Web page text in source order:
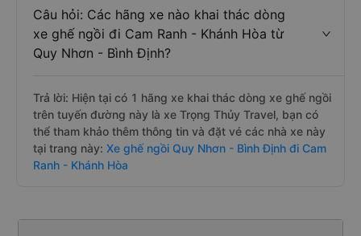
Câu hỏi: Các hãng xe nào khai thác dòng
xe ghế ngồi đi Cam Ranh - Khánh Hòa từ
Quy Nhơn - Bình Định?
Trả lời: Hiện tại có 1 hãng xe khai thác dòng xe ghế ngồi
trên tuyến đường này là xe Trọng Thủy Travel, bạn có
thể tham khảo thêm thông tin và đặt vé các nhà xe này
tại trang này: Xe ghế ngồi Quy Nhơn - Bình Định đi Cam
Ranh - Khánh Hòa